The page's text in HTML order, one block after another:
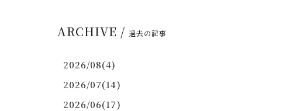
ARCHIVE / 過去の記事
2026/08(4)
2026/07(14)
2026/06(17)